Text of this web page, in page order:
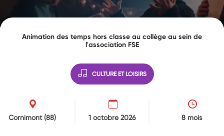
Animation des temps hors classe au collège au sein de
l'association FSE
CULTURE ET LOISIRS
Cornimont(88) 1 octobre 2026 8 mois